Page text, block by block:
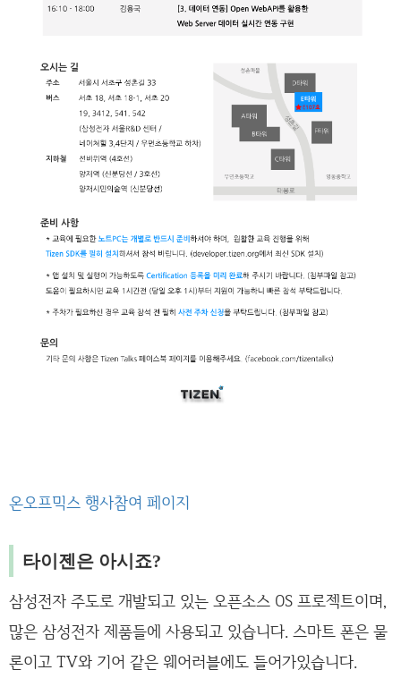
온오프믹스 행사참여 페이지
타이젠은 아시죠?
삼성전자 주도로 개발되고 있는 오픈소스 OS 프로젝트이며,
많은 삼성전자 제품들에 사용되고 있습니다. 스마트 폰은 물
론이고 TV와 기어 같은 웨어러블에도 들어가있습니다.